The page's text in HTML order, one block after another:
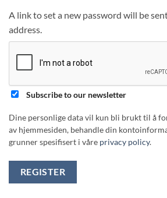
A link to set a new password will be
address.
Subscribe to our newsletter
Dine personlige data vil kun bli brukt til å
av hjemmesiden, behandle din
grunner spesifisert i våre privacy policy.
REGISTER